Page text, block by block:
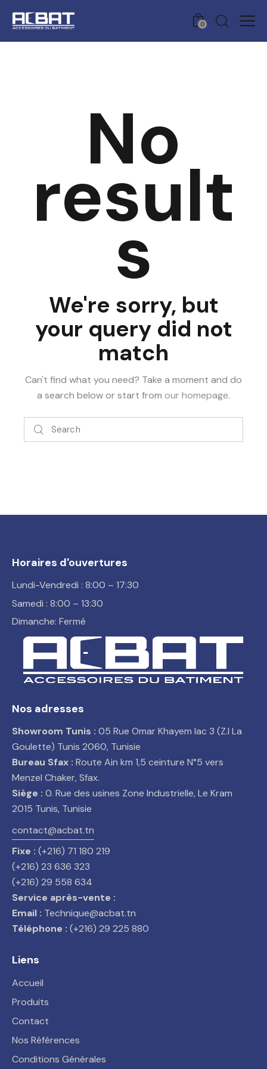
0
No
result
s
We're sorry, but
your query did not
match
Can't find what you need? Take a moment and do
a search below or start from our homepage.
Horaires d'ouvertures
Lundi-Vendredi : 8:00 – 17:30
Samedi : 8:00 – 13:30
Dimanche: Fermé
Nos adresses
Showroom Tunis : 05 Rue Omar Khayem lac 3 (Z.I La
Goulette) Tunis 2060, Tunisie
Bureau Sfax : Route Ain km 1,5 ceinture N°5 vers
Menzel Chaker, Sfax.
Siège : 0. Rue des usines Zone Industrielle, Le Kram
2015 Tunis, Tunisie
contact@acbat.tn
Fixe : (+216) 71 180 219
(+216) 23 636 323
(+216) 29 558 634
Service après-vente :
Email : Technique@acbat.tn
Téléphone : (+216) 29 225 880
Liens
Accueil
Produits
Contact
Nos Références
Conditions Générales